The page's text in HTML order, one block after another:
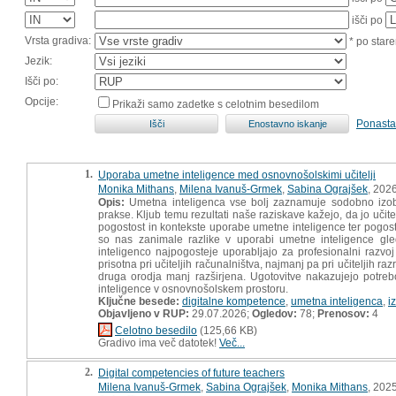
išči po
Vrsta gradiva:
* po
Jezik:
Išči po:
Opcije:
Prikaži samo zadetke s celotnim besedilom
1. Uporaba umetne inteligence med osnovnošolskimi učitelji
Monika Mithans Milena Ivanuš-Grmek Sabina Ograjšek ,
Opis: Umetna inteligenca vse bolj zaznamuje sodobno
prakse. Kljub temu rezultati naše raziskave kažejo, da jo
pogostost in kontekste uporabe umetne inteligence ter
so nas zanimale razlike v uporabi umetne inteligence
inteligenco najpogosteje uporabljajo za profesionalni
prisotna pri učiteljih računalništva, najmanj pa pri učiteljih
druga orodja manj razširjena. Ugotovitve nakazujejo
inteligence v osnovnošolskem prostoru.
Ključne besede: digitalne kompetence umetna inteligenca
Objavljeno v RUP: 29.07.2026; Ogledov: 78; Prenosov: 4
Celotno besedilo (125,66 KB)
Gradivo ima več datotek! Več...
2. Digital competencies of future teachers
Milena Ivanuš-Grmek Sabina Ograjšek Monika Mithans ,